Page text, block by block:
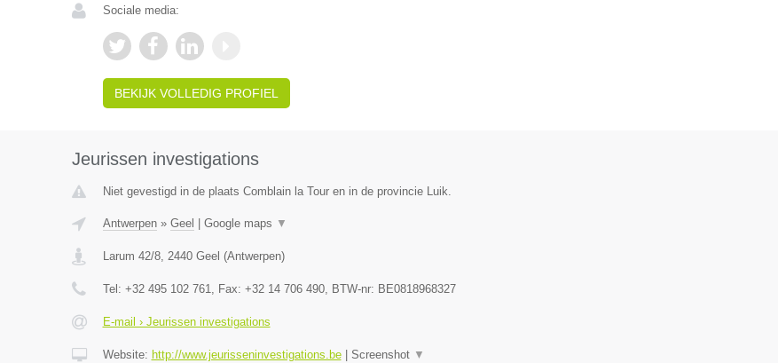
Sociale media:
BEKIJK VOLLEDIG PROFIEL
Jeurissen investigations
Niet gevestigd in de plaats Comblain la Tour en in de provincie Luik.
Antwerpen» Geel Google maps ▼
Larum 42/8, 2440 Geel (Antwerpen)
Tel: +32 495 102 761, Fax: +32 14 706 490, BTW-nr: BE0818968327
E-mail › Jeurissen investigations
Website: http://www.jeurisseninvestigations.be| Screenshot ▼